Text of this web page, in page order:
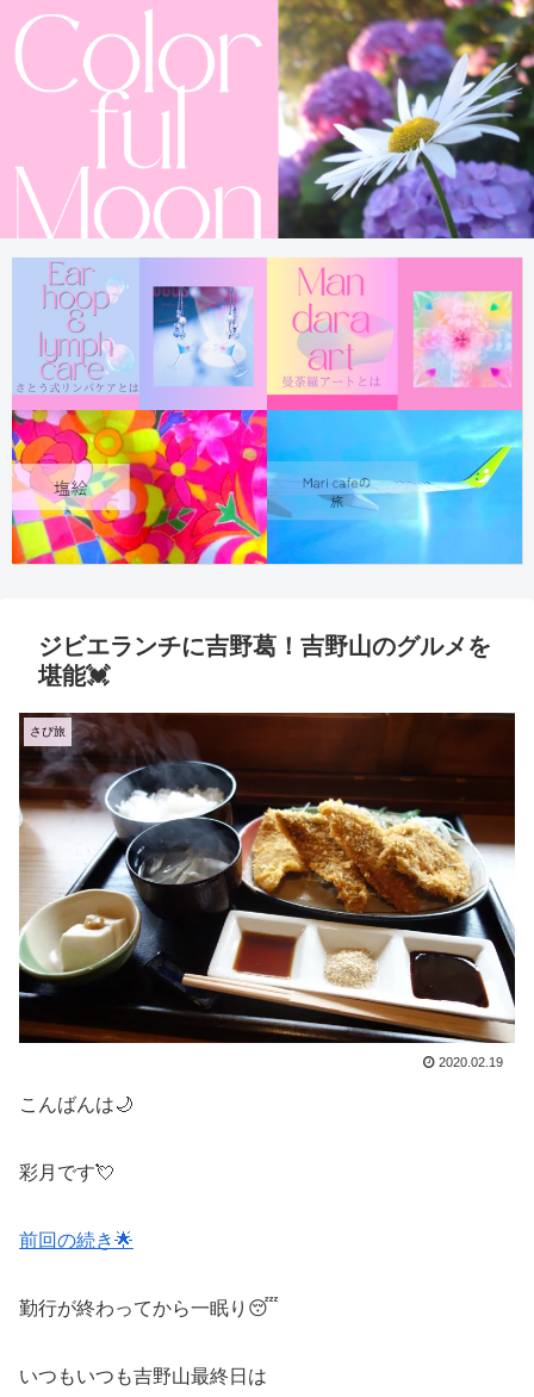
ジビエランチに吉野葛！吉野山のグルメを
堪能💓
さぴ旅
2020.02.19
こんばんは🌙
彩月です💘
前回の続き🌟
勤行が終わってから一眠り😴
いつもいつも吉野山最終日は